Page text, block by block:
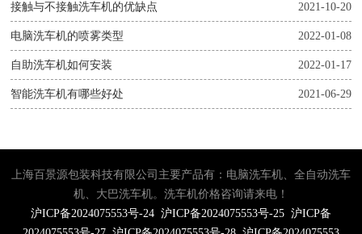
2021-10-20
接触与不接触洗车机的优缺点
2022-01-08
电脑洗车机的喷雾类型
2022-01-17
自助洗车机如何安装
2021-06-29
智能洗车机有哪些好处
上海百景源包装科技有限公司主要产品有：电脑洗车机、全自动洗车
机、大巴洗车机。洗车机价格咨询请来电！
沪ICP备2024075553号-24 沪ICP备2024075553号-25 沪ICP备